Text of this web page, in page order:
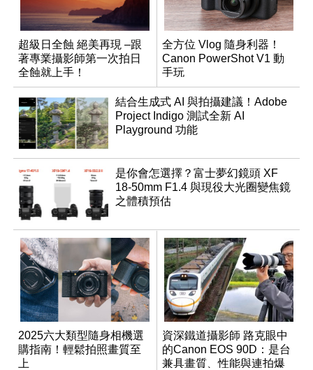
超級日全蝕 絕美再現 –跟
著專業攝影師第一次拍日
全蝕就上手！
全方位 Vlog 隨身利器！
Canon PowerShot V1 動
手玩
結合生成式 AI 與拍攝建議！Adobe
Project Indigo 測試全新 AI
Playground 功能
是你會怎選擇？富士夢幻鏡頭 XF
18-50mm F1.4 與現役大光圈變焦鏡
之體積預估
2025六大類型隨身相機選
購指南！輕鬆拍照畫質至
上
資深鐵道攝影師 路克眼中
的Canon EOS 90D：是台
兼具畫質、性能與連拍爆